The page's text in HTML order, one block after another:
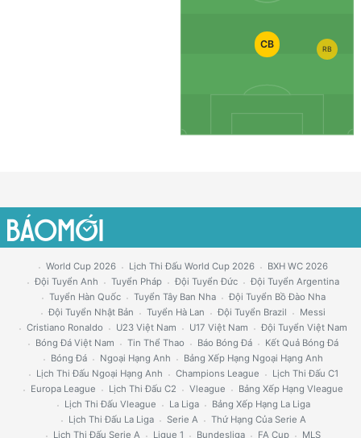
CB RB
World Cup 2026 Lịch Thi Đấu World Cup 2026
BXH WC 2026
Đội Tuyển Anh
Tuyển Pháp Đội Tuyển Đức
Đội Tuyển Argentina
Tuyển Hàn Quốc
Tuyển Tây Ban Nha
Đội Tuyển Bồ Đào Nha
Đội Tuyển Nhật Bản
Tuyển Hà Lan Đội Tuyển Brazil
Messi
Cristiano Ronaldo
U23 Việt Nam U17 Việt Nam
Đội Tuyển Việt Nam
Bóng Đá Việt Nam
Tin Thể Thao Báo Bóng Đá
Kết Quả Bóng Đá
Bóng Đá
Ngoại Hạng Anh
Bảng Xếp Hạng Ngoại Hạng Anh
Lịch Thi Đấu Ngoại Hạng Anh
Champions League
Lịch Thi Đấu C1
Europa League
Lịch Thi Đấu C2 Vleague
Bảng Xếp Hạng Vleague
Lịch Thi Đấu Vleague
La Liga
Bảng Xếp Hạng La Liga
Lịch Thi Đấu La Liga
Serie A
Thứ Hạng Của Serie A
Lịch Thi Đấu Serie A
Ligue 1 Bundesliga FA Cup MLS